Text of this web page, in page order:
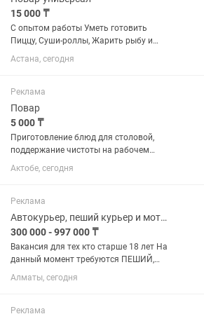
15 000 ₸
С опытом работы Уметь готовить
Пиццу, Суши-роллы, Жарить рыбу и
чикены С 18:00 до 00:00 Пт-Сб до 01:00
(6-7часов) Оплата ежедневно 15тыс за
Астана, сегодня
Реклама
Повар
5 000 ₸
Приготовление блюд для столовой,
поддержание чистоты на рабочем
месте. Опыт работы приветствуется, но
главное - умение готовить и желание
Актобе, сегодня
Реклама
Автокурьер, пеший курьер и мотокурьер
300 000 - 997 000 ₸
Вакансия для тех кто старше 18 лет На
данный момент требуются ПЕШИЙ,
МОТО и авто курьеры! Курьер на легкие
и готовые заказы ☀️ Без продаж и без
📦 Почему...
Алматы, сегодня
Реклама